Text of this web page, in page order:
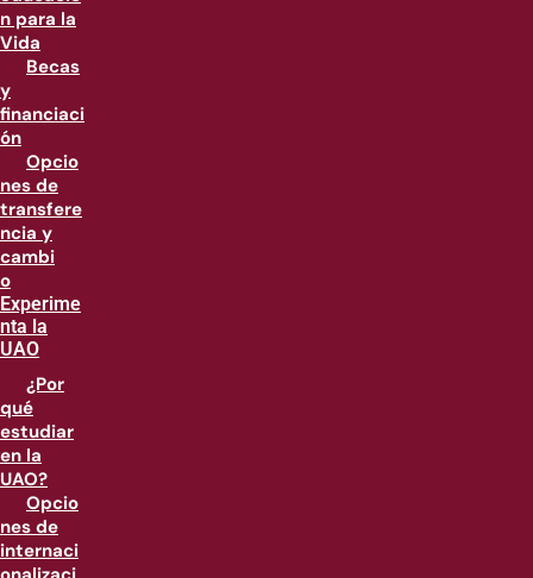
n para la
Vida
Becas
y
financiaci
ón
Opcio
nes de
transfere
ncia y
cambi
o
Experime
nta la
UAO
¿Por
qué
estudiar
en la
UAO?
Opcio
nes de
internaci